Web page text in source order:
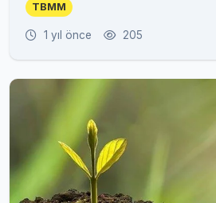
TBMM
1 yıl önce 205